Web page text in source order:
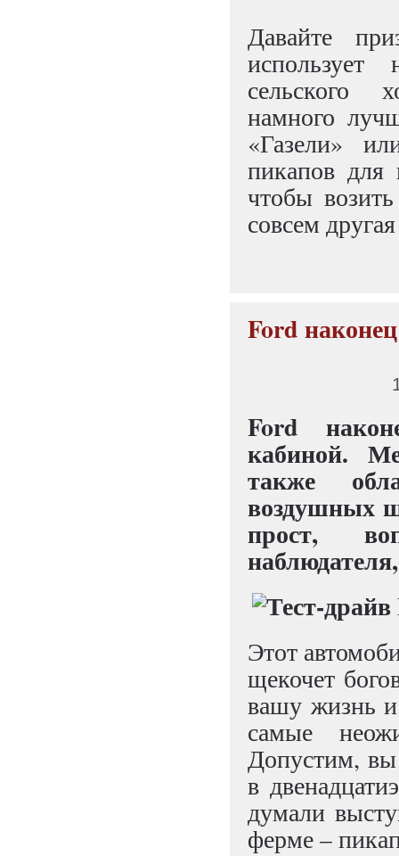
Давайте
сельского
намного
«Газели»
пикапов для
чтобы
совсем
Ford
Ford
кабиной.
также
воздушных
прост,
Этот
щекочет
вашу жизнь и
самые
Допустим, вы
в
думали
ферме –